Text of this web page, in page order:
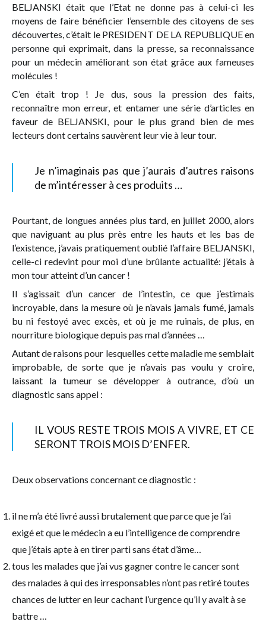
BELJANSKI était que l’Etat ne donne pas à celui-ci les
moyens de faire bénéficier l’ensemble des citoyens de ses
découvertes, c’était le PRESIDENT DE LA REPUBLIQUE en
personne qui exprimait, dans la presse, sa reconnaissance
pour un médecin améliorant son état grâce aux fameuses
molécules !
C’en était trop ! Je dus, sous la pression des faits,
reconnaître mon erreur, et entamer une série d’articles en
faveur de BELJANSKI, pour le plus grand bien de mes
lecteurs dont certains sauvèrent leur vie à leur tour.
Je n’imaginais pas que j’aurais d’autres raisons
de m’intéresser à ces produits …
Pourtant, de longues années plus tard, en juillet 2000, alors
que naviguant au plus près entre les hauts et les bas de
l’existence, j’avais pratiquement oublié l’affaire BELJANSKI,
celle-ci redevint pour moi d’une brûlante actualité: j’étais à
mon tour atteint d’un cancer !
Il s’agissait d’un cancer de l’intestin, ce que j’estimais
incroyable, dans la mesure où je n’avais jamais fumé, jamais
bu ni festoyé avec excès, et où je me ruinais, de plus, en
nourriture biologique depuis pas mal d’années …
Autant de raisons pour lesquelles cette maladie me semblait
improbable, de sorte que je n’avais pas voulu y croire,
laissant la tumeur se développer à outrance, d’où un
diagnostic sans appel :
IL VOUS RESTE TROIS MOIS A VIVRE, ET CE
SERONT TROIS MOIS D’ENFER.
Deux observations concernant ce diagnostic :
il ne m’a été livré aussi brutalement que parce que je l’ai
exigé et que le médecin a eu l’intelligence de comprendre
que j’étais apte à en tirer parti sans état d’âme…
tous les malades que j’ai vus gagner contre le cancer sont
des malades à qui des irresponsables n’ont pas retiré toutes
chances de lutter en leur cachant l’urgence qu’il y avait à se
battre …